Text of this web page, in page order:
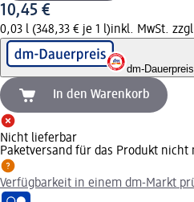
10,45 €
0,03 l (348,33 € je 1 l)inkl. MwSt.
dm-Dauerpreis
In den Warenkorb
Nicht lieferbar
Paketversand für das Produkt nicht
Verfügbarkeit in einem dm-Markt